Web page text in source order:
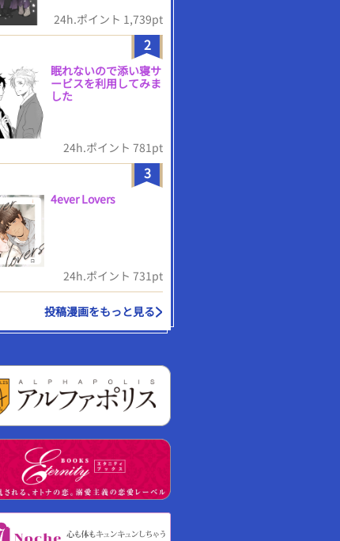
24h.ポイント 1,739pt
2
眠れないので添い寝サ
ービスを利用してみま
した
24h.ポイント 781pt
3
4ever Lovers
24h.ポイント 731pt
投稿漫画をもっと見る